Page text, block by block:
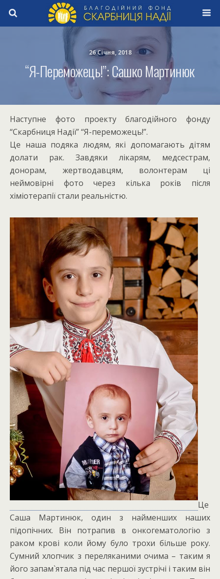
26 Січня, 2018
“Я-Переможець!”: Сашко Мартинюк
Наступне фото проекту благодійного фонду
“Скарбниця Надії” “Я-переможець!”.
Це наша подяка людям, які допомагають дітям
долати рак. Завдяки лікарям, медсестрам,
донорам, жертводавцям, волонтерам ці
неймовірні фото через кілька років після
хіміотерапії стали реальністю.
Це
Саша Мартинюк, один з найменших наших
підопічних. Він потрапив в онкогематологію з
раком крові коли йому було трохи більше року.
Сумний хлопчик з переляканими очима – таким я
його запам`ятала під час першоїзустрічі і таким він